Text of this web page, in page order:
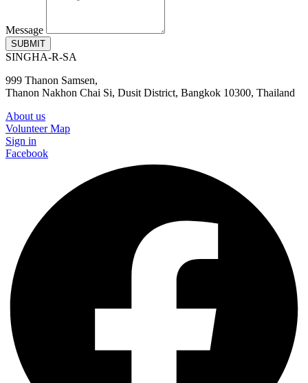
Message
SUBMIT
SINGHA-R-SA
999 Thanon Samsen,
Thanon Nakhon Chai Si, Dusit District, Bangkok 10300, Thailand
About us
Volunteer Map
Sign in
Facebook